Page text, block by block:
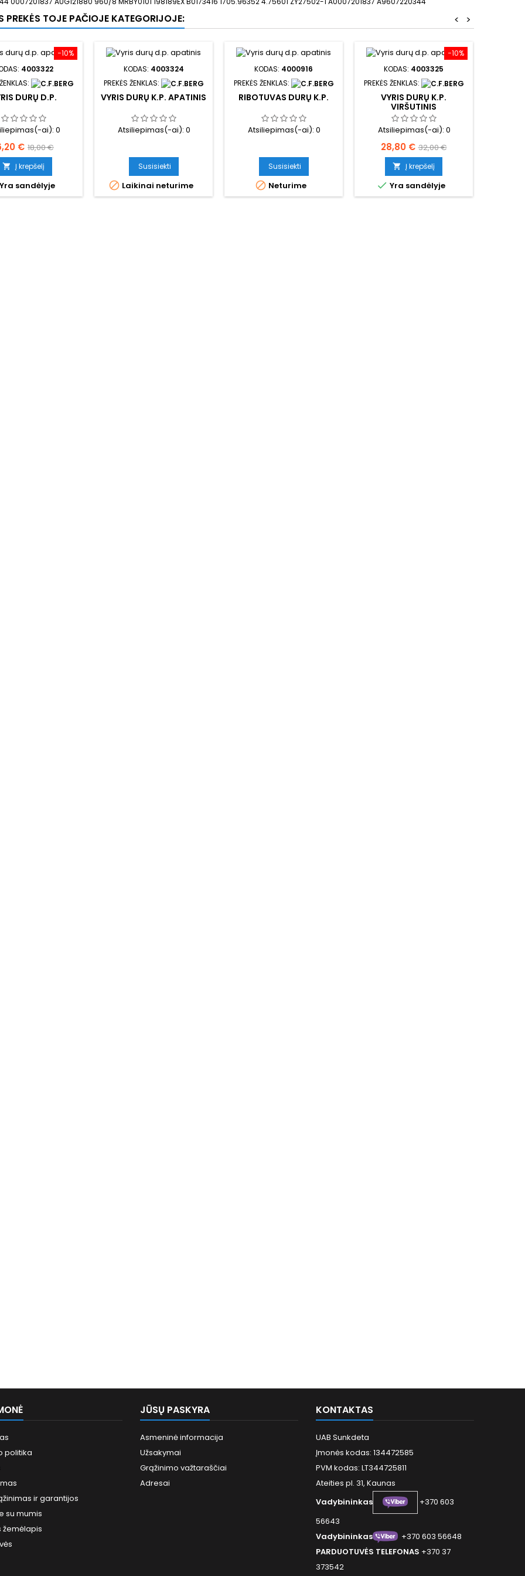
PREKĖS TOJE PAČIOJE KATEGORIJOJE: >
<
−10%
4003322
DURŲ D.P.
ai): 0
€ Bazinė
kaina
18,00 €
 Į krepšelį
Yra sandėlyje
KODAS: 4003324
PREKĖS ŽENKLAS:
VYRIS DURŲ K.P. APATINIS
Atsiliepimas(-ai): 0
Susisiekti
 Laikinai neturime
KODAS: 4000916
PREKĖS ŽENKLAS:
RIBOTUVAS DURŲ K.P.
Atsiliepimas(-ai): 0
Susisiekti
 Neturime
−10%
KODAS: 4003325
PREKĖS ŽENKLAS:
VYRIS DURŲ K.P.
VIRŠUTINIS
Atsiliepimas(-ai): 0
Kaina
28,80 € Bazinė
kaina
32,00 €
 Į krepšelį
 Yra sandėlyje
politika
ir garantijos
su mumis
žemėlapis
JŪSŲ PASKYRA
Asmeninė informacija
Užsakymai
Grąžinimo važtaraščiai
Adresai
KONTAKTAS
UAB Sunkdeta
Įmonės kodas: 134472585
PVM kodas: LT344725811
Ateities pl. 31, Kaunas
Vadybininkas
+370 603
56643
Vadybininkas
+370 603 56648
PARDUOTUVĖS TELEFONAS +370 37
373542